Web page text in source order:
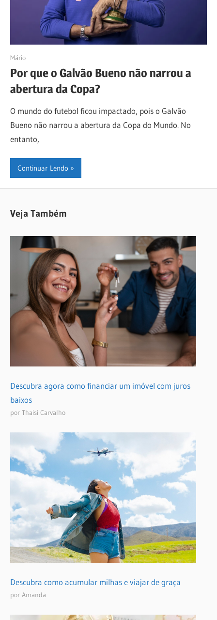
21/11/2022
Mário
Por que o Galvão Bueno não narrou a
abertura da Copa?
O mundo do futebol ficou impactado, pois o Galvão
Bueno não narrou a abertura da Copa do Mundo. No
entanto,
Continuar Lendo
Veja Também
Descubra agora como financiar um imóvel com juros
baixos
por Thaisi Carvalho
Descubra como acumular milhas e viajar de graça
por Amanda